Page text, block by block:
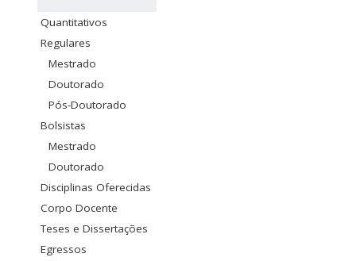
Quantitativos
Regulares
Mestrado
Doutorado
Pós-Doutorado
Bolsistas
Mestrado
Doutorado
Disciplinas Oferecidas
Corpo Docente
Teses e Dissertações
Egressos